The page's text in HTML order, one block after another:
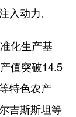
入动力。
化生产基
值突破14.5
特色农产
吉斯斯坦等